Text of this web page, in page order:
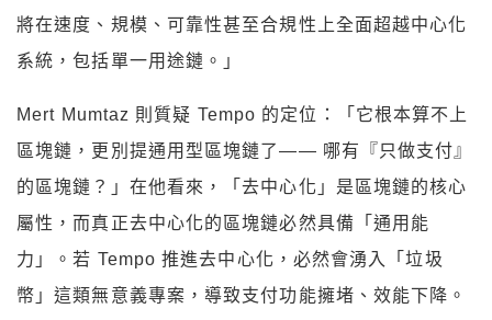
將在速度、規模、可靠性甚至合規性上全面超越中心化
系統，包括單一用途鏈。」
Mert Mumtaz 則質疑 Tempo 的定位：「它根本算不上
區塊鏈，更別提通用型區塊鏈了—— 哪有『只做支付』
的區塊鏈？」在他看來，「去中心化」是區塊鏈的核心
屬性，而真正去中心化的區塊鏈必然具備「通用能
力」。若 Tempo 推進去中心化，必然會湧入「垃圾
幣」這類無意義專案，導致支付功能擁堵、效能下降。